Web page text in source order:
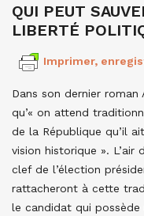
QUI PEUT
LIBERTÉ
Imprimer,
Dans son dernier
qu’« on attend
de la République qu’il
vision historique ».
clef de l’élection
rattacheront à cette
le candidat qui possède